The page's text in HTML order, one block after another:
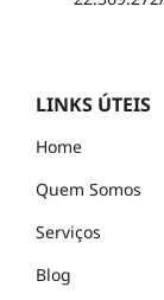
LINKS ÚTEIS
Home
Quem Somos
Serviços
Blog